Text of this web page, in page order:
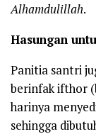
Alhamdulillah.
Hasungan
Panitia santri
berinfak ifthor
harinya
sehingga